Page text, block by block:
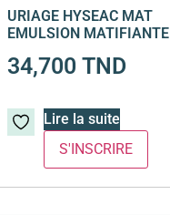
URIAGE HYSEAC MAT
EMULSION MATIFIANTE
34,700TND
Lire la suite